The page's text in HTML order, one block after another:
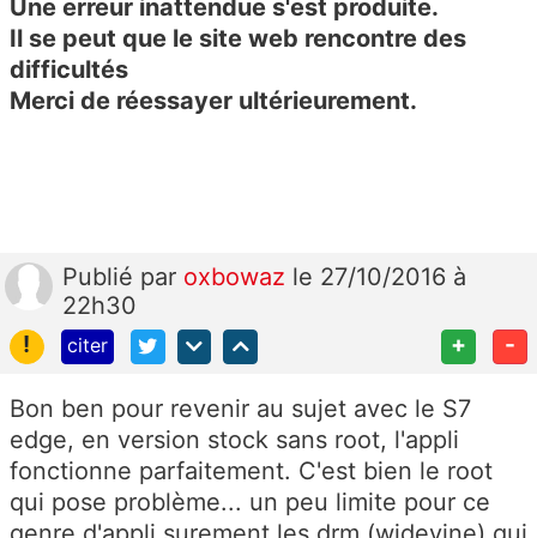
Une erreur inattendue s'est produite.
Il se peut que le site web rencontre des
difficultés
Merci de réessayer ultérieurement.
Publié par oxbowaz le 27/10/2016 à
22h30
!
citer + -
Bon ben pour revenir au sujet avec le S7
edge, en version stock sans root, l'appli
fonctionne parfaitement. C'est bien le root
qui pose problème... un peu limite pour ce